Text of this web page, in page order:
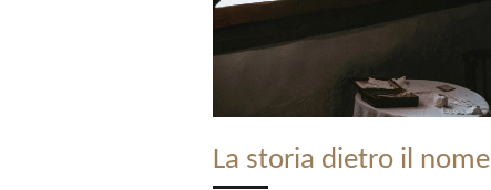
La storia dietro il nome